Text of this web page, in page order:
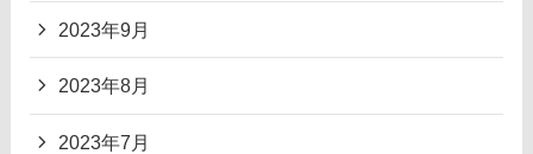
2023年9月
2023年8月
2023年7月